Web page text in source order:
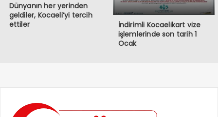
Dünyanın her yerinden
geldiler, Kocaeli’yi tercih
ettiler
İndirimli Kocaelikart vize
işlemlerinde son tarih 1
Ocak